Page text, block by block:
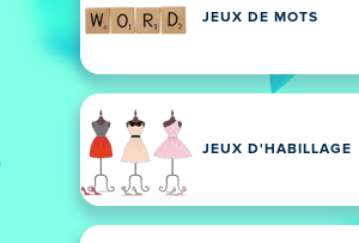
JEUX DE MOTS
JEUX D'HABILLAGE